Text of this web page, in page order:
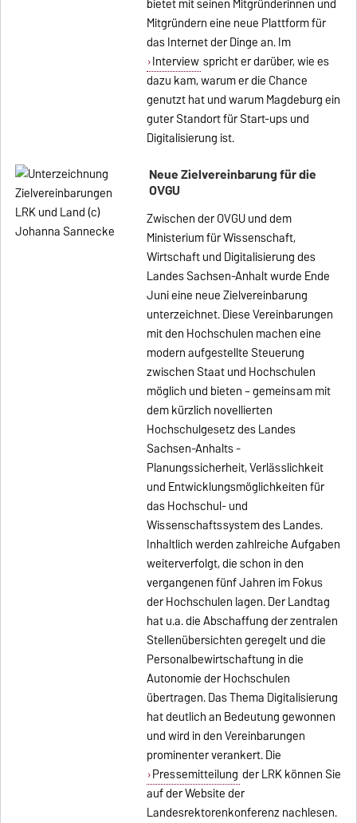
Mitgründern eine neue Plattform für
das Internet der Dinge an. Im
Interview spricht er darüber, wie es
dazu kam, warum er die Chance
genutzt hat und warum Magdeburg ein
guter Standort für Start-ups und
Digitalisierung ist.
Neue Zielvereinbarung für die
OVGU
Zwischen der OVGU und dem
Ministerium für Wissenschaft,
Wirtschaft und Digitalisierung des
Landes Sachsen-Anhalt wurde Ende
Juni eine neue Zielvereinbarung
unterzeichnet. Diese Vereinbarungen
mit den Hochschulen machen eine
modern aufgestellte Steuerung
zwischen Staat und Hochschulen
möglich und bieten – gemeinsam mit
dem kürzlich novellierten
Hochschulgesetz des Landes
Sachsen-Anhalts -
Planungssicherheit, Verlässlichkeit
und Entwicklungsmöglichkeiten für
das Hochschul- und
Wissenschaftssystem des Landes.
Inhaltlich werden zahlreiche Aufgaben
weiterverfolgt, die schon in den
vergangenen fünf Jahren im Fokus
der Hochschulen lagen. Der Landtag
hat u.a. die Abschaffung der zentralen
Stellenübersichten geregelt und die
Personalbewirtschaftung in die
Autonomie der Hochschulen
übertragen. Das Thema Digitalisierung
hat deutlich an Bedeutung gewonnen
und wird in den Vereinbarungen
prominenter verankert. Die
Pressemitteilung der LRK können Sie
auf der Website der
Landesrektorenkonferenz nachlesen.